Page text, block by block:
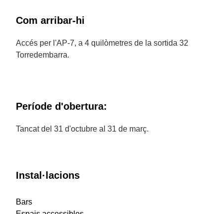
Com arribar-hi
Accés per l'AP-7, a 4 quilòmetres de la sortida 32
Torredembarra.
Període d'obertura:
Tancat del 31 d'octubre al 31 de març.
Instal·lacions
Bars